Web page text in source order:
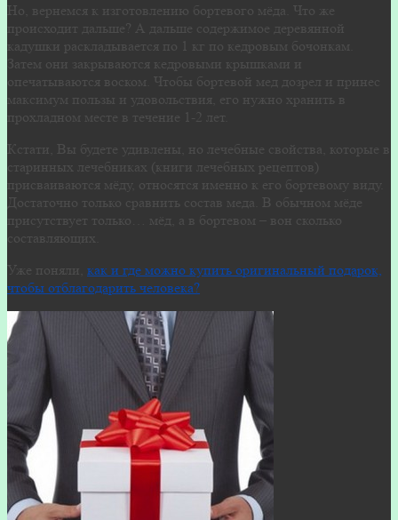
Но, вернемся к изготовлению бортевого мёда. Что же
происходит дальше? А дальше содержимое деревянной
кадушки раскладывается по 1 кг по кедровым бочонкам.
Затем они закрываются кедровыми крышками и
опечатываются воском. Чтобы бортевой мед дозрел и принес
максимум пользы и удовольствия, его нужно хранить в
прохладном месте в течение 1-2 лет.
Кстати, Вы будете удивлены, но лечебные свойства, которые в
старинных лечебниках (книги лечебных рецептов)
присваиваются мёду, относятся именно к его бортевому виду.
Достаточно только сравнить состав меда. В обычном мёде
присутствует только… мёд, а в бортевом – вон сколько
составляющих.
Уже поняли, как и где можно купить оригинальный подарок,
чтобы отблагодарить человека?